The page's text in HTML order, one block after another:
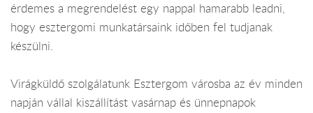
érdemes a megrendelést egy nappal hamarabb leadni,
hogy esztergomi munkatársaink időben fel tudjanak
készülni.
Virágküldő szolgálatunk Esztergom városba az év minden
napján vállal kiszállítást vasárnap és ünnepnapok